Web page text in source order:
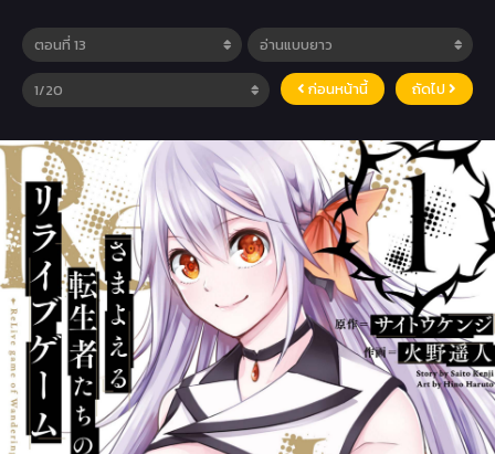
ก่อนหน้านี้ ถัดไป